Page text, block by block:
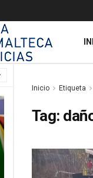
Inicio Etiqueta
Tag: